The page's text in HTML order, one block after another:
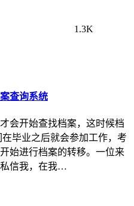
1.3K
查询系统
会开始查找档案，这时候档
毕业之后就会参加工作，考
始进行档案的转移。一位来
信我，在我…